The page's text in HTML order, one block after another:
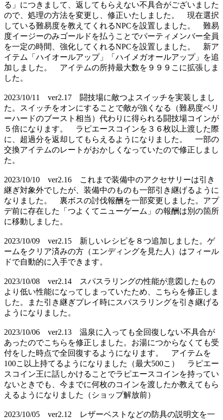
る」につきまして、返してもらえない不具合がございました
ので、処理の方法を変更し、修正いたしました。 現在選択
している難易度を教えてくれるNPCを設置しました。 難易
度イージーのみゴールドを払うことでパーティメンバー全員
を一定の時間、強化してくれるNPCを設置しました。 新ア
イテム「ハイオールアップ」「ハイメガオールアップ」を追
加しました。 アイテムの所持最大数を９９９こに拡張しま
した。
2023/10/11 ver2.17 闘技場に敵つよスイッチを実装しまし
た。スイッチをオンにすることで敵が強くなる（難易度ベリ
ーハードのブースト相当）代わりに得られる闘技場コインが
５倍になります。 ラピエースコインを３６枚以上渡した際
に、超過分を返却してもらえるようになりました。 一部の
交換アイテムのレートがおかしくなっていたので修正しまし
た。
2023/10/10 ver2.16 これまで装備中のアクセサリーは引き
継ぎ対象外でしたが、装備中のものも一部引き継げるように
なりました。 裏ボスの討伐報酬を一部変更しました。アプ
デ前に存在した「つよくてニューゲーム」の報酬は別の箇所
に移動しました。
2023/10/09 ver2.15 新しいレシピを８つ追加しました。ゲ
ームをクリア済みの方（エンディングを見た人）はフィール
ドで自動的に入手できます。
2023/10/08 ver2.14 スパスラリングの性能が意図したもの
より低い性能になってしまっていたため、こちらを修正しま
した。また引き継ぎプレイ時にスパスラリングを引き継げる
ようになりました。
2023/10/06 ver2.13 温泉に入っても全回復しない不具合が
あったのでこちらを修正しました。お湯につからなくても受
付をした時点で全回復するようになります。 アイテムを
100こ以上持てるようになりました（最大500こ） ラピエー
スコイン王に話しかけることでラピエースコインを持ってい
ないときでも、今までに何枚のコインを渡したか教えてもら
えるようになりました（ショップ解放前）
2023/10/05 ver2.12 レザーベストなどの防具の説明文を一